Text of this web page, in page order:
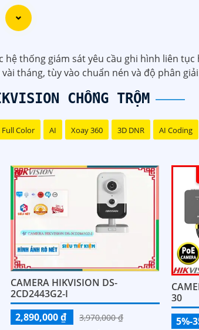
giá rẻ và chuyên nghiệp cho dự án của
thuật viên của chúng tôi cam kết sẽ
đầu thế giới về giải pháp an ninh video.
còn đem đến sự tin cậy và an toàn cho
thống giám sát yêu cầu ghi hình liên tục
tháng, tùy vào chuẩn nén và độ phân
CHỐNG TRỘM
Full Color AI Xoay 360 3D DNR AI Coding
CAMERA HIKVISION DS-
2CD2443G2-I
2,890,000 ₫
3,970,000 ₫
30
5%-